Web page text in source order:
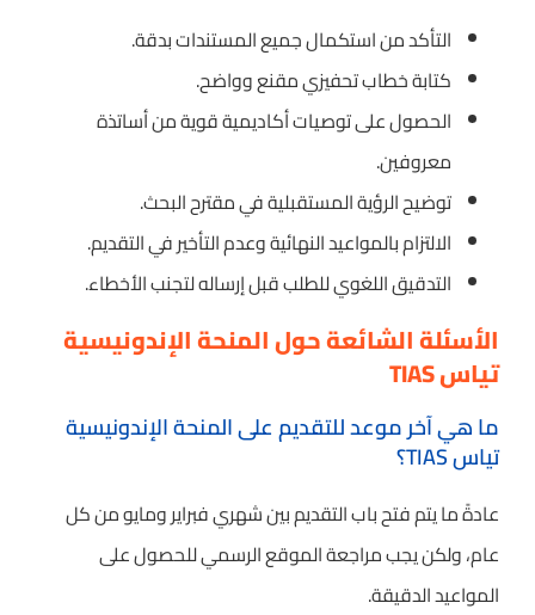
التأكد من استكمال جميع المستندات بدقة.
كتابة خطاب تحفيزي مقنع وواضح.
الحصول على توصيات أكاديمية قوية من أساتذة
معروفين.
توضيح الرؤية المستقبلية في مقترح البحث.
الالتزام بالمواعيد النهائية وعدم التأخير في التقديم.
التدقيق اللغوي للطلب قبل إرساله لتجنب الأخطاء.
الأسئلة الشائعة حول المنحة الإندونيسية
تياس TIAS
ما هي آخر موعد للتقديم على المنحة الإندونيسية
تياس TIAS؟
عادةً ما يتم فتح باب التقديم بين شهري فبراير ومايو من كل
عام، ولكن يجب مراجعة الموقع الرسمي للحصول على
المواعيد الدقيقة.